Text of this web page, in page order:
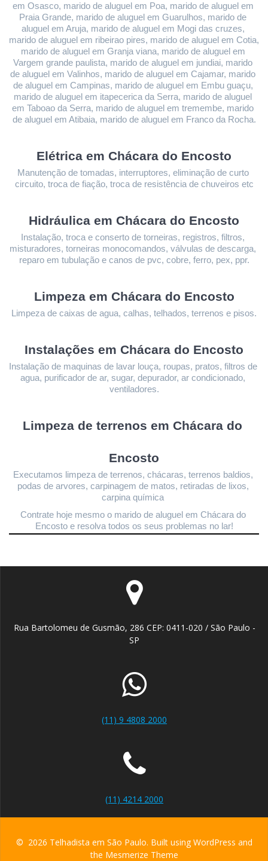
em Osasco, marido de aluguel em Poa, marido de aluguel em
Praia Grande, marido de aluguel em Guarulhos, marido de
aluguel em Aruja, marido de aluguel em Mogi das cruzes,
marido de aluguel em ribeirao pires, marido de aluguel em Cotia,
marido de aluguel em Granja viana, marido de aluguel em
Vargem grande paulista, marido de aluguel em jundiai, marido
de aluguel em Valinhos, marido de aluguel em Cajamar, marido
de aluguel em Campinas, marido de aluguel em Embu guaçu,
marido de aluguel em itapecerica da Serra, marido de aluguel
em Taboao da Serra, marido de aluguel em tremembe, marido
de aluguel em Atibaia, marido de aluguel em Franco da Rocha.
Elétrica em Chácara do Encosto
Manutenção de tomadas, interruptores, eliminação de curto
circuito, troca de fiação, troca de resistência de chuveiros etc
Hidráulica em Chácara do Encosto
Instalação, troca e conserto de torneiras, registros, filtros,
misturadores, torneiras monocomandos, válvulas de descarga,
reparo em tubulação e canos de pvc, cobre, ferro, pex, ppr.
Limpeza em Chácara do Encosto
Limpeza de caixas de agua, calhas, telhados, terrenos e pisos.
Instalações em Chácara do Encosto
Instalação de maquinas de lavar louça, roupas, pratos, filtros de
agua, purificador de ar, sugar, depurador, ar condicionado,
ventiladores.
Limpeza de terrenos em Chácara do
Encosto
Executamos limpeza de terrenos, chácaras, terrenos baldios,
podas de arvores, carpinagem de matos, retiradas de lixos,
carpina química
Contrate hoje mesmo o marido de aluguel em Chácara do
Encosto e resolva todos os seus problemas no lar!
Rua Bartolomeu de Gusmão, 286 CEP: 0411-020 / São Paulo -
SP
(11) 9 4808 2000
(11) 4214 2000
© 2026 Telhadista em São Paulo. Built using WordPress and
the Mesmerize Theme